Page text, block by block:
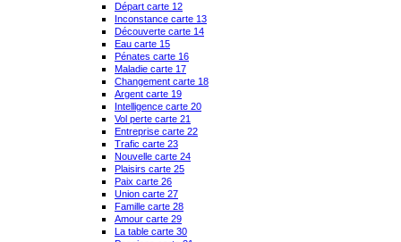
Départ carte 12
Inconstance carte 13
Découverte carte 14
Eau carte 15
Pénates carte 16
Maladie carte 17
Changement carte 18
Argent carte 19
Intelligence carte 20
Vol perte carte 21
Entreprise carte 22
Trafic carte 23
Nouvelle carte 24
Plaisirs carte 25
Paix carte 26
Union carte 27
Famille carte 28
Amour carte 29
La table carte 30